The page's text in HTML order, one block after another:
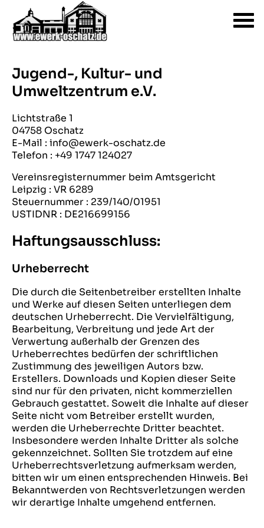
Jugend-, Kultur- und
Umweltzentrum e.V.
Lichtstraße 1
04758 Oschatz
E-Mail : info@ewerk-oschatz.de
Telefon : +49 1747 124027
Vereinsregisternummer beim Amtsgericht
Leipzig : VR 6289
Steuernummer : 239/140/01951
USTIDNR : DE216699156
Haftungsausschluss:
Urheberrecht
Die durch die Seitenbetreiber erstellten Inhalte
und Werke auf diesen Seiten unterliegen dem
deutschen Urheberrecht. Die Vervielfältigung,
Bearbeitung, Verbreitung und jede Art der
Verwertung außerhalb der Grenzen des
Urheberrechtes bedürfen der schriftlichen
Zustimmung des jeweiligen Autors bzw.
Erstellers. Downloads und Kopien dieser Seite
sind nur für den privaten, nicht kommerziellen
Gebrauch gestattet. Soweit die Inhalte auf dieser
Seite nicht vom Betreiber erstellt wurden,
werden die Urheberrechte Dritter beachtet.
Insbesondere werden Inhalte Dritter als solche
gekennzeichnet. Sollten Sie trotzdem auf eine
Urheberrechtsverletzung aufmerksam werden,
bitten wir um einen entsprechenden Hinweis. Bei
Bekanntwerden von Rechtsverletzungen werden
wir derartige Inhalte umgehend entfernen.